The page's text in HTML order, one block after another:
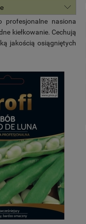
nasiona
kiełkowanie. Cechują
jakością osiągniętych